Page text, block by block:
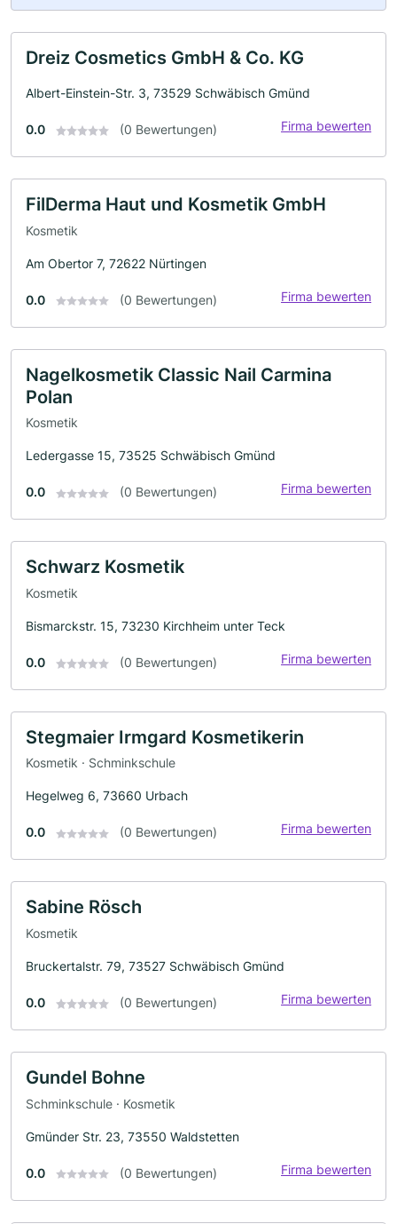
Dreiz Cosmetics GmbH & Co. KG
Albert-Einstein-Str. 3, 73529 Schwäbisch Gmünd
0.0 (0 Bewertungen) Firma bewerten
FilDerma Haut und Kosmetik GmbH
Kosmetik
Am Obertor 7, 72622 Nürtingen
0.0 (0 Bewertungen) Firma bewerten
Nagelkosmetik Classic Nail Carmina
Polan
Kosmetik
Ledergasse 15, 73525 Schwäbisch Gmünd
0.0 (0 Bewertungen) Firma bewerten
Schwarz Kosmetik
Kosmetik
Bismarckstr. 15, 73230 Kirchheim unter Teck
0.0 (0 Bewertungen) Firma bewerten
Stegmaier Irmgard Kosmetikerin
Kosmetik · Schminkschule
Hegelweg 6, 73660 Urbach
0.0 (0 Bewertungen) Firma bewerten
Sabine Rösch
Kosmetik
Bruckertalstr. 79, 73527 Schwäbisch Gmünd
0.0 (0 Bewertungen) Firma bewerten
Gundel Bohne
Schminkschule · Kosmetik
Gmünder Str. 23, 73550 Waldstetten
0.0 (0 Bewertungen) Firma bewerten